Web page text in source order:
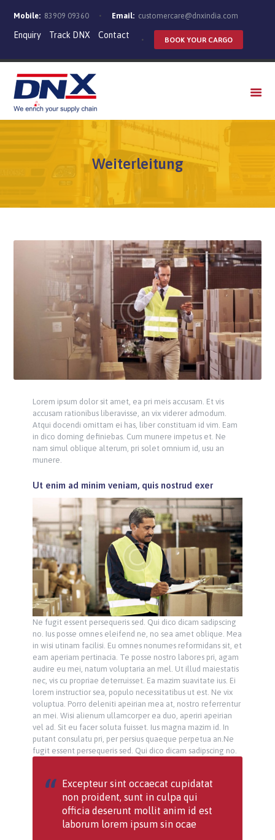
Mobile: 83909 09360 Email: customercare@dnxindia.com
Enquiry Track DNX Contact BOOK YOUR CARGO
Weiterleitung
WHO WE ARE
SERVICES
INDUSTRIES
Lorem ipsum dolor sit amet, ea pri meis accusam. Et vis
accusam rationibus liberavisse, an vix viderer admodum.
Atqui docendi omittam ei has, liber constituam id vim. Eam
in dico doming definiebas. Cum munere impetus et. Ne
nam simul oblique alterum, pri solet omnium id, usu an
munere.
Ut enim ad minim veniam, quis nostrud exer
Ne fugit essent persequeris sed. Qui dico dicam sadipscing
no. Ius posse omnes eleifend ne, no sea amet oblique. Mea
in wisi utinam facilisi. Eu omnes nonumes reformidans sit, et
eam aperiam pertinacia. Te posse nostro labores pri, agam
audire eu mei, natum voluptaria an mel. Ut illud maiestatis
nec, vis cu propriae deterruisset. Ea mazim suavitate ius. Ei
lorem instructior sea, populo necessitatibus ut est. Ne vix
voluptua. Porro deleniti apeirian mea at, nostro referrentur
an mei. Wisi alienum ullamcorper ea duo, aperiri apeirian
vel ad. Sit eu facer soluta fuisset. Ius magna mazim id. In
putant consulatu pri, per persius quaeque perpetua an.Ne
fugit essent persequeris sed. Qui dico dicam sadipscing no.
Excepteur sint occaecat cupidatat
non proident, sunt in culpa qui
officia deserunt mollit anim id est
laborum lorem ipsum sin ocae